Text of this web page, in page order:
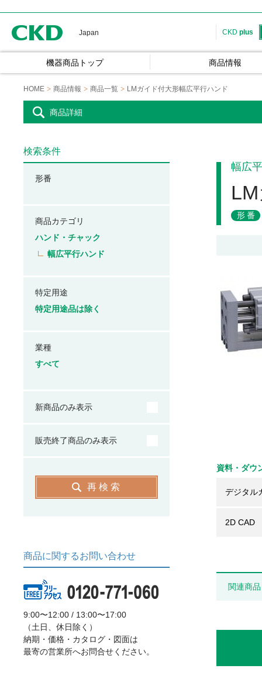
Japan CKD plus
機器商品トップ 商品情報
HOME 商品情報 商品一覧 LMガイド付大形幅広平行ハンド
商品詳細
幅広
形番
資料・ダウ
デジタル
2D CAD
関連商品
検索条件
形番
商品カテゴリ
ハンド・チャック
幅広平行ハンド
特定用途
特定用途品は除く
業種
すべて
新商品のみ表示
販売終了商品のみ表示
再検索
商品に関するお問い合わせ
9:00〜12:00 / 13:00〜17:00
（土日、休日除く）
納期・価格・カタログ・図面は
最寄の営業所へお問合せください。